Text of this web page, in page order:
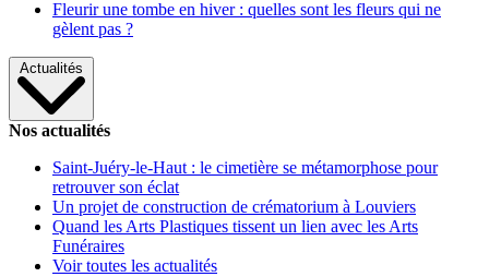
Fleurir une tombe en hiver : quelles sont les fleurs qui ne
gèlent pas ?
Actualités
Nos actualités
Saint-Juéry-le-Haut : le cimetière se métamorphose pour
retrouver son éclat
Un projet de construction de crématorium à Louviers
Quand les Arts Plastiques tissent un lien avec les Arts
Funéraires
Voir toutes les actualités